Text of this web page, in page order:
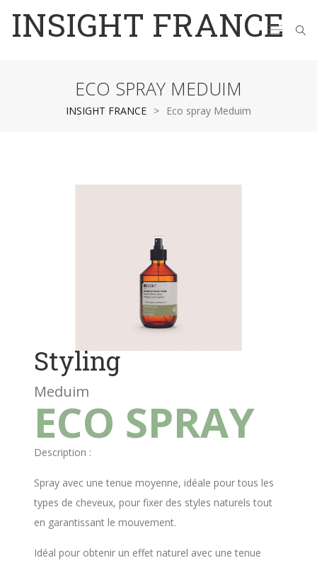
INSIGHT FRANCE
ECO SPRAY MEDUIM
INSIGHT FRANCE > Eco spray Meduim
Styling
Meduim
ECO SPRAY
Description :
Spray avec une tenue moyenne, idéale pour tous les
types de cheveux, pour fixer des styles naturels tout
en garantissant le mouvement.
Idéal pour obtenir un effet naturel avec une tenue